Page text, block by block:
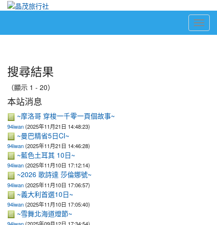
搜尋結果
（顯示 1 - 20）
本站消息
~摩洛哥 穿梭一千零一頁個故事~
94iwan(2025年11月21日 14:48:23)
~曼巴精省5日CI~
94iwan(2025年11月21日 14:46:28)
~藍色土耳其 10日~
94iwan(2025年11月10日 17:12:14)
~2026 歌詩達 莎倫娜號~
94iwan(2025年11月10日 17:06:57)
~義大利首選10日~
94iwan(2025年11月10日 17:05:40)
~雪舞北海道燈節~